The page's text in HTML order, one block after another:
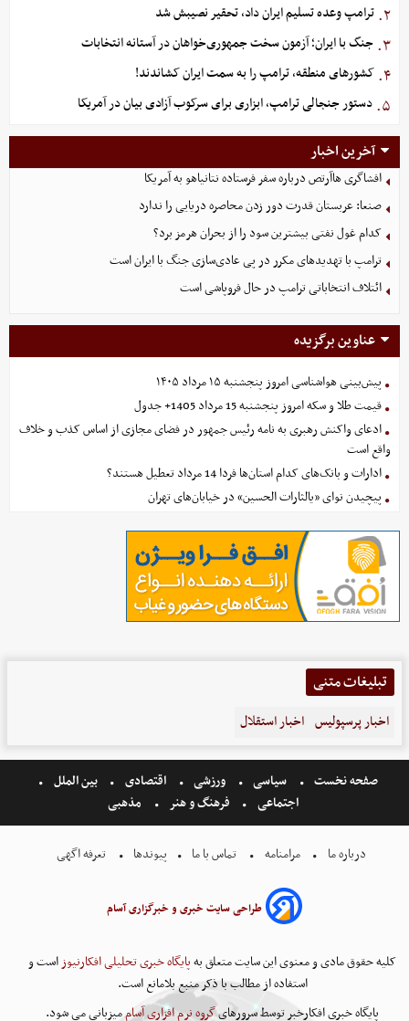
۲. ترامپ وعده تسلیم ایران داد، تحقیر نصیبش شد
۳. جنگ با ایران؛ آزمون سخت جمهوری‌خواهان در آستانه انتخابات
۴. کشورهای منطقه، ترامپ را به سمت ایران کشاندند!
۵. دستور جنجالی ترامپ، ابزاری برای سرکوب آزادی بیان در آمریکا
آخرین اخبار
افشاگری هاآرتص درباره سفر فرستاده نتانیاهو به آمریکا
صنعا: عربستان قدرت دور زدن محاصره دریایی را ندارد
کدام غول نفتی بیشترین سود را از بحران هرمز برد؟
ترامپ با تهدیدهای مکرر در پی عادی‌سازی جنگ با ایران است
ائتلاف انتخاباتی ترامپ در حال فروپاشی است
عناوین برگزیده
پیش‌بینی هواشناسی امروز پنجشنبه ۱۵ مرداد ۱۴۰۵
قیمت طلا و سکه امروز پنجشنبه 15 مرداد 1405+ جدول
ادعای واکنش رهبری به نامه رئیس جمهور در فضای مجازی از اساس کذب و خلاف
واقع است
ادارات و بانک‌های کدام استان‌ها فردا 14 مرداد تعطیل هستند؟
پیچیدن نوای «یالثارات الحسین» در خیابان‌های تهران
تبلیغات متنی
اخبار پرسپولیس اخبار استقلال
صفحه نخست سیاسی ورزشی اقتصادی
بین الملل
اجتماعی
فرهنگ و هنر مذهبی
درباره ما مرامنامه تماس با ما پیوندها تعرفه اگهی
طراحی سایت خبری و خبرگزاری آسام
کلیه حقوق مادی و معنوی این سایت متعلق بهپایگاه خبری تحلیلی افکارنیوزاست و
استفاده از مطالب با ذکر منبع بلامانع است.
پایگاه خبری افکارخبر توسط سرورهایگروه نرم افزاری آساممیزبانی می شود.